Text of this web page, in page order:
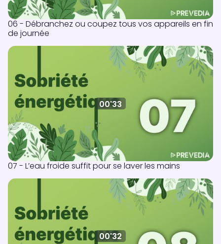
06 - Débranchez ou coupez tous vos appareils en fin
de journée
00'33
07 - L’eau froide suffit pour se laver les mains
00'32